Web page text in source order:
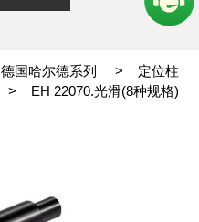
德国哈尔德系列
定位柱
EH 22070.光滑(8种规格)